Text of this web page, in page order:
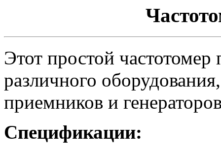
Этот простой частотомер
различного
приемников и
Спецификации: